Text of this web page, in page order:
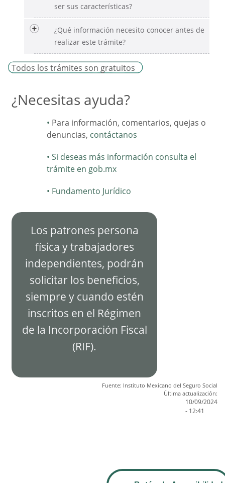
ser sus características?
¿Qué información necesito conocer antes de
realizar este trámite?
Todos los trámites son gratuitos
¿Necesitas ayuda?
Para información, comentarios, quejas o
denuncias, contáctanos
Si deseas más información consulta el
trámite en gob.mx
Fundamento Jurídico
Los patrones persona
física y trabajadores
independientes, podrán
solicitar los beneficios,
siempre y cuando estén
inscritos en el Régimen
de la Incorporación Fiscal
(RIF).
Fuente: Instituto Mexicano del Seguro Social
Última actualización:
10/09/2024
- 12:41